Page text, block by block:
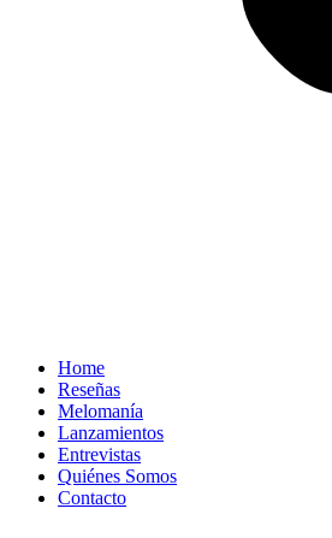
Home
Reseñas
Melomanía
Lanzamientos
Entrevistas
Quiénes Somos
Contacto